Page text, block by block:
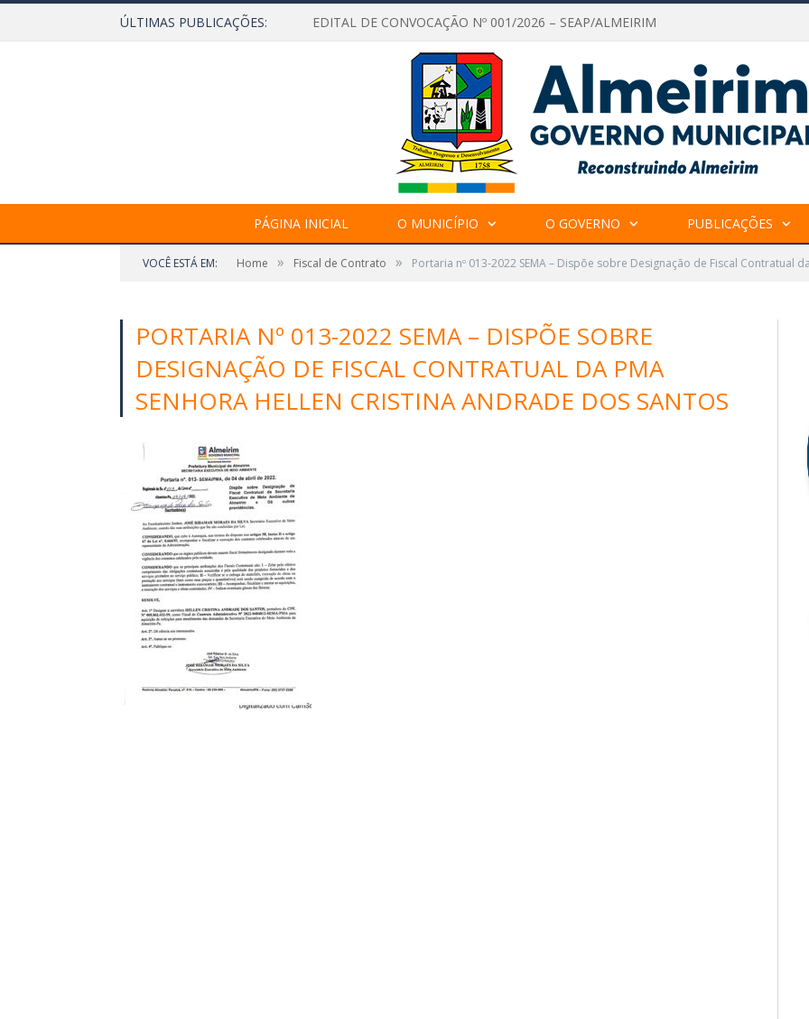
ÚLTIMAS PUBLICAÇÕES: EDITAL DE CONVOCAÇÃO Nº 001/2026 – SEAP/ALMEIRIM
PÁGINA INICIAL O MUNICÍPIO O GOVERNO PUBLICAÇÕES
VOCÊ ESTÁ EM: Home » Fiscal de Contrato » Portaria nº 013-2022 SEMA – Dispõe sobre Designação de Fiscal Contratual
PORTARIA Nº 013-2022 SEMA – DISPÕE SOBRE
DESIGNAÇÃO DE FISCAL CONTRATUAL DA PMA
SENHORA HELLEN CRISTINA ANDRADE DOS SANTOS